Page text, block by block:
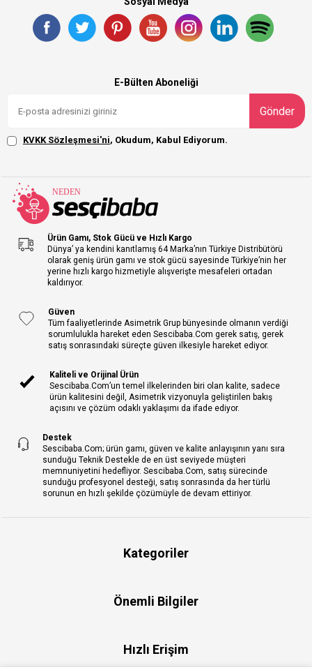
E-Bülten Aboneliği
Gönder
KVKK Sözleşmesi'ni, Okudum, Kabul Ediyorum.
Ürün Gamı, Stok Gücü ve Hızlı Kargo
Dünya’ ya kendini kanıtlamış 64 Marka’nın Türkiye Distribütörü
olarak geniş ürün gamı ve stok gücü sayesinde Türkiye’nin her
yerine hızlı kargo hizmetiyle alışverişte mesafeleri ortadan
kaldırıyor.
Güven
Tüm faaliyetlerinde Asimetrik Grup bünyesinde olmanın verdiği
sorumlulukla hareket eden Sescibaba.Com gerek satış, gerek
satış sonrasındaki süreçte güven ilkesiyle hareket ediyor.
Kaliteli ve Orijinal Ürün
Sescibaba.Com’un temel ilkelerinden biri olan kalite, sadece
ürün kalitesini değil, Asimetrik vizyonuyla geliştirilen bakış
açısını ve çözüm odaklı yaklaşımı da ifade ediyor.
Destek
Sescibaba.Com; ürün gamı, güven ve kalite anlayışının yanı sıra
sunduğu Teknik Destekle de en üst seviyede müşteri
memnuniyetini hedefliyor. Sescibaba.Com, satış sürecinde
sunduğu profesyonel desteği, satış sonrasında da her türlü
sorunun en hızlı şekilde çözümüyle de devam ettiriyor.
Kategoriler
Önemli Bilgiler
Hızlı Erişim